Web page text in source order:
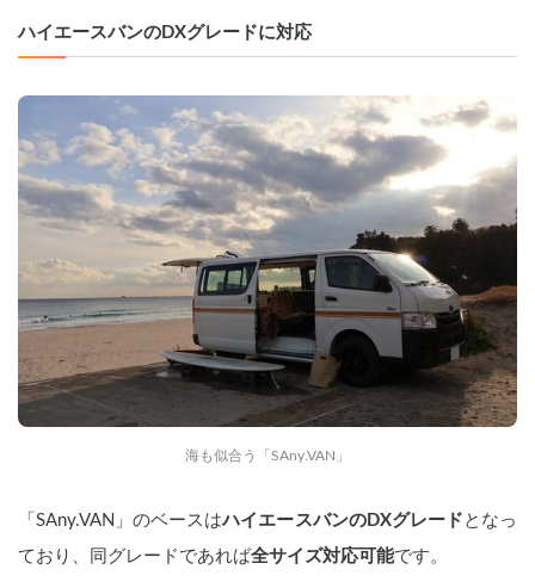
ハイエースバンのDXグレードに対応
海も似合う「SAny.VAN」
「SAny.VAN」のベースはハイエースバンのDXグレード となっ
ており、同グレードであれば全サイズ対応可能です。